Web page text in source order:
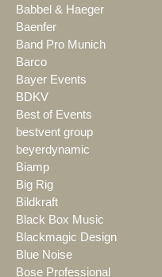
Babbel & Haeger
Baenfer
Band Pro Munich
Barco
Bayer Events
BDKV
Best of Events
bestvent group
beyerdynamic
Biamp
Big Rig
Bildkraft
Black Box Music
Blackmagic Design
Blue Noise
Bose Professional